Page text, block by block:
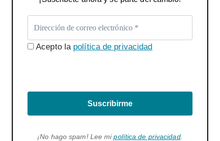
Acepto la política de privacidad
Suscribirme
¡No hago spam! Lee mipolítica de privacidad.